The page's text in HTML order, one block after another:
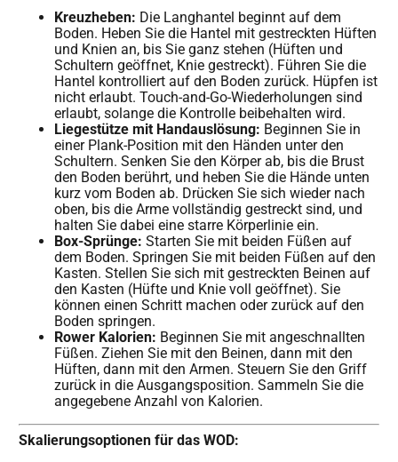
Kreuzheben: Die Langhantel beginnt auf dem
Boden. Heben Sie die Hantel mit gestreckten Hüften
und Knien an, bis Sie ganz stehen (Hüften und
Schultern geöffnet, Knie gestreckt). Führen Sie die
Hantel kontrolliert auf den Boden zurück. Hüpfen ist
nicht erlaubt. Touch-and-Go-Wiederholungen sind
erlaubt, solange die Kontrolle beibehalten wird.
Liegestütze mit Handauslösung: Beginnen Sie in
einer Plank-Position mit den Händen unter den
Schultern. Senken Sie den Körper ab, bis die Brust
den Boden berührt, und heben Sie die Hände unten
kurz vom Boden ab. Drücken Sie sich wieder nach
oben, bis die Arme vollständig gestreckt sind, und
halten Sie dabei eine starre Körperlinie ein.
Box-Sprünge: Starten Sie mit beiden Füßen auf
dem Boden. Springen Sie mit beiden Füßen auf den
Kasten. Stellen Sie sich mit gestreckten Beinen auf
den Kasten (Hüfte und Knie voll geöffnet). Sie
können einen Schritt machen oder zurück auf den
Boden springen.
Rower Kalorien: Beginnen Sie mit angeschnallten
Füßen. Ziehen Sie mit den Beinen, dann mit den
Hüften, dann mit den Armen. Steuern Sie den Griff
zurück in die Ausgangsposition. Sammeln Sie die
angegebene Anzahl von Kalorien.
Skalierungsoptionen für das WOD: